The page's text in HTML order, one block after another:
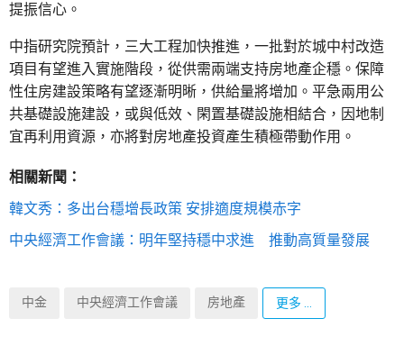
提振信心。
中指研究院預計，三大工程加快推進，一批對於城中村改造
項目有望進入實施階段，從供需兩端支持房地產企穩。保障
性住房建設策略有望逐漸明晰，供給量將增加。平急兩用公
共基礎設施建設，或與低效、閑置基礎設施相結合，因地制
宜再利用資源，亦將對房地產投資產生積極帶動作用。
相關新聞：
韓文秀：多出台穩增長政策 安排適度規模赤字
中央經濟工作會議：明年堅持穩中求進 推動高質量發展
中金 中央經濟工作會議 房地產 更多 ...